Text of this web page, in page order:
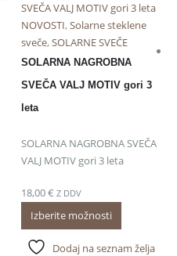
NOVOSTI,Solarne steklene
sveče,SOLARNE SVEČE
SOLARNA NAGROBNA
SVEČA VALJ MOTIV gori 3
leta
SOLARNA NAGROBNA SVEČA
VALJ MOTIV gori 3 leta
18,00€ Z DDV
Izberite možnosti
Dodaj na seznam želja